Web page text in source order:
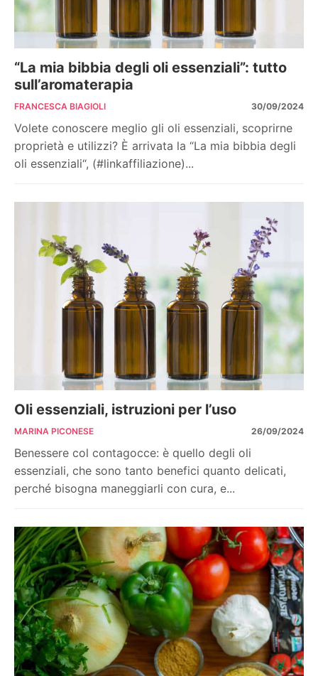
“La mia bibbia degli oli essenziali”: tutto
sull’aromaterapia
FRANCESCA BIAGIOLI 30/09/2024
Volete conoscere meglio gli oli essenziali, scoprirne
proprietà e utilizzi? È arrivata la “La mia bibbia degli
oli essenziali“, (#linkaffiliazione)...
Oli essenziali, istruzioni per l’uso
MARINA PICONESE 26/09/2024
Benessere col contagocce: è quello degli oli
essenziali, che sono tanto benefici quanto delicati,
perché bisogna maneggiarli con cura, e...